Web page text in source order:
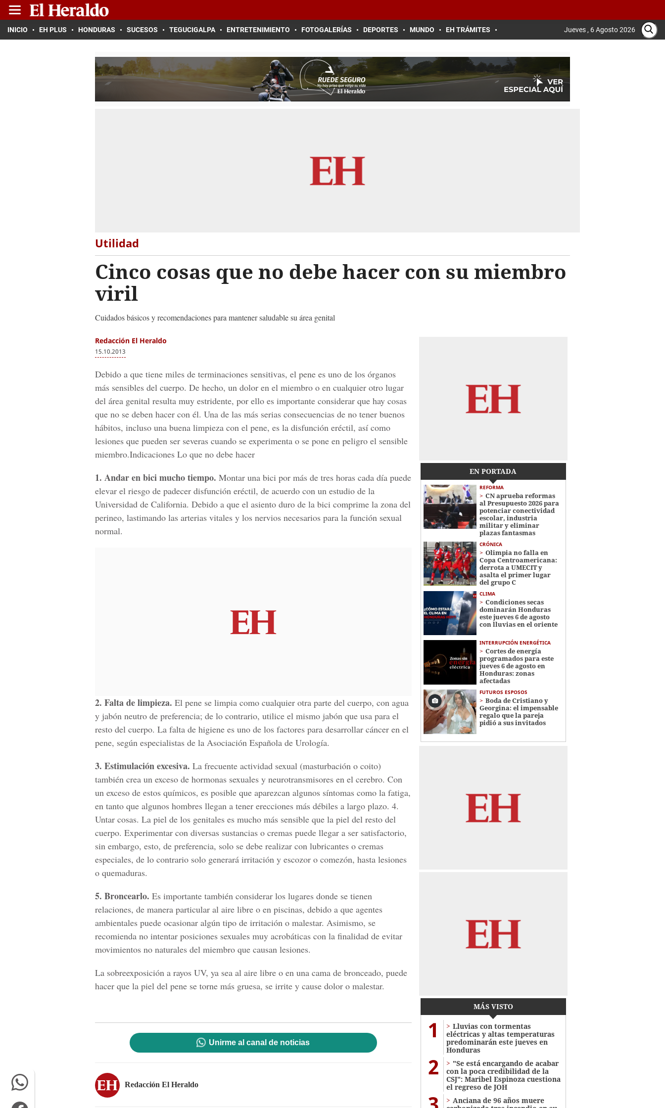
INICIO EH PLUS HONDURAS SUCESOS TEGUCIGALPA ENTRETENIMIENTO FOTOGALERÍAS DEPORTES MUNDO EH TRÁMITES Jueves , 6 Agosto 2026
Utilidad
Cinco cosas que no debe hacer con su miembro
viril
Cuidados básicos y recomendaciones para mantener saludable su área genital
Redacción El Heraldo
15.10.2013
Debido a que tiene miles de terminaciones sensitivas, el pene es uno de los órganos
más sensibles del cuerpo. De hecho, un dolor en el miembro o en cualquier otro lugar
del área genital resulta muy estridente, por ello es importante considerar que hay cosas
que no se deben hacer con él. Una de las más serias consecuencias de no tener buenos
hábitos, incluso una buena limpieza con el pene, es la disfunción eréctil, así como
lesiones que pueden ser severas cuando se experimenta o se pone en peligro el sensible
miembro.Indicaciones Lo que no debe hacer
1. Andar en bici mucho tiempo. Montar una bici por más de tres horas cada día puede
elevar el riesgo de padecer disfunción eréctil, de acuerdo con un estudio de la
Universidad de California. Debido a que el asiento duro de la bici comprime la zona del
perineo, lastimando las arterias vitales y los nervios necesarios para la función sexual
normal.
2. Falta de limpieza. El pene se limpia como cualquier otra parte del cuerpo, con agua
y jabón neutro de preferencia; de lo contrario, utilice el mismo jabón que usa para el
resto del cuerpo. La falta de higiene es uno de los factores para desarrollar cáncer en el
pene, según especialistas de la Asociación Española de Urología.
3. Estimulación excesiva. La frecuente actividad sexual (masturbación o coito)
también crea un exceso de hormonas sexuales y neurotransmisores en el cerebro. Con
un exceso de estos químicos, es posible que aparezcan algunos síntomas como la fatiga,
en tanto que algunos hombres llegan a tener erecciones más débiles a largo plazo. 4.
Untar cosas. La piel de los genitales es mucho más sensible que la piel del resto del
cuerpo. Experimentar con diversas sustancias o cremas puede llegar a ser satisfactorio,
sin embargo, esto, de preferencia, solo se debe realizar con lubricantes o cremas
especiales, de lo contrario solo generará irritación y escozor o comezón, hasta lesiones
o quemaduras.
5. Broncearlo. Es importante también considerar los lugares donde se tienen
relaciones, de manera particular al aire libre o en piscinas, debido a que agentes
ambientales puede ocasionar algún tipo de irritación o malestar. Asimismo, se
recomienda no intentar posiciones sexuales muy acrobáticas con la finalidad de evitar
movimientos no naturales del miembro que causan lesiones.
La sobreexposición a rayos UV, ya sea al aire libre o en una cama de bronceado, puede
hacer que la piel del pene se torne más gruesa, se irrite y cause dolor o malestar.
Unirme al canal de noticias
Redacción El Heraldo
EN PORTADA
REFORMA
CN aprueba reformas
al Presupuesto 2026 para
potenciar conectividad
escolar, industria
militar y eliminar
plazas fantasmas
CRÓNICA
Olimpia no falla en
Copa Centroamericana:
derrota a UMECIT y
asalta el primer lugar
del grupo C
CLIMA
Condiciones secas
dominarán Honduras
este jueves 6 de agosto
con lluvias en el oriente
INTERRUPCIÓN ENERGÉTICA
Cortes de energía
programados para este
jueves 6 de agosto en
Honduras: zonas
afectadas
FUTUROS ESPOSOS
Boda de Cristiano y
Georgina: el impensable
regalo que la pareja
pidió a sus invitados
MÁS VISTO
1
Lluvias con tormentas
eléctricas y altas temperaturas
predominarán este jueves en
Honduras
2
"Se está encargando de acabar
con la poca credibilidad de la
CSJ": Maribel Espinoza cuestiona
el regreso de JOH
Anciana de 96 años muere